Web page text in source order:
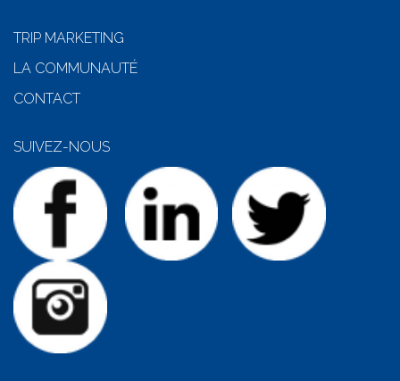
TRIP MARKETING
LA COMMUNAUTÉ
CONTACT
SUIVEZ-NOUS